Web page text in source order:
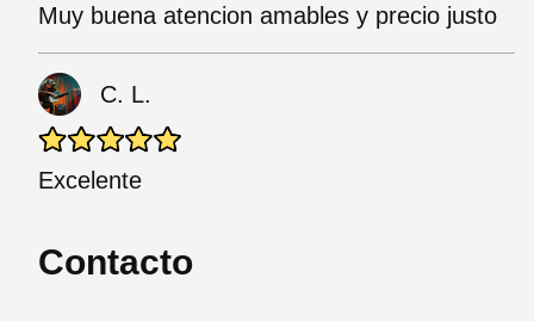
Muy buena atencion amables y precio justo
C. L.
Excelente
Contacto